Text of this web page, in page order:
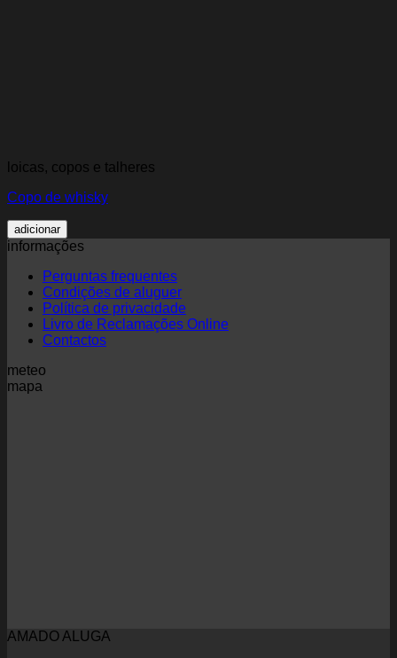
loicas, copos e talheres
Copo de whisky
adicionar
informações
Perguntas frequentes
Condições de aluguer
Política de privacidade
Livro de Reclamações Online
Contactos
meteo
mapa
AMADO ALUGA